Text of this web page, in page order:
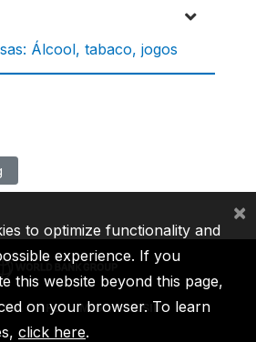
Álcool, tabaco, jogos
IDA IFC MIGA ICSID
to optimize functionality and
experience. If you
this website beyond this page,
on your browser. To learn
click here.
×